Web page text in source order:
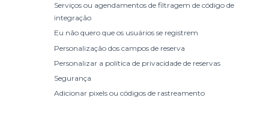
Serviços ou agendamentos de filtragem de código de
integração
Eu não quero que os usuários se registrem
Personalização dos campos de reserva
Personalizar a política de privacidade de reservas
Segurança
Adicionar pixels ou códigos de rastreamento